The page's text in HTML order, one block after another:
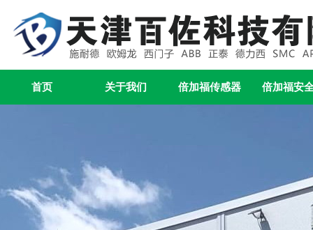
首页 关于我们 倍加福传感器 倍加福安